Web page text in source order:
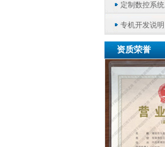
定制数控系统
专机开发说明
资质荣誉